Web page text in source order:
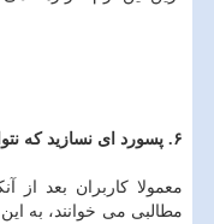
۶. پسورد ای نسازید كه نتوانید به خاطر بیاورید
معمولا كاربران بعد از
مطالبی می خوانند، به